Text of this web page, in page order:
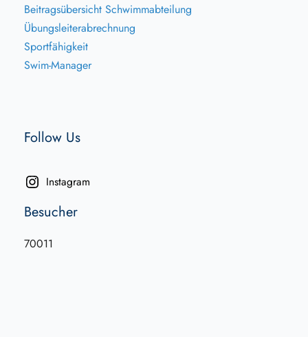
Beitragsübersicht Schwimmabteilung
Übungsleiterabrechnung
Sportfähigkeit
Swim-Manager
Follow Us
Instagram
Besucher
70011